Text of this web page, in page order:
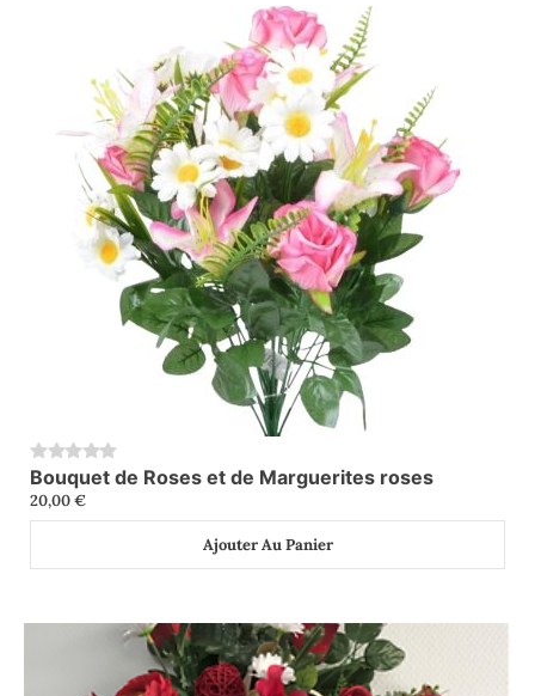
0
Bouquet de Roses et de Marguerites roses
20,00€
Ajouter Au Panier